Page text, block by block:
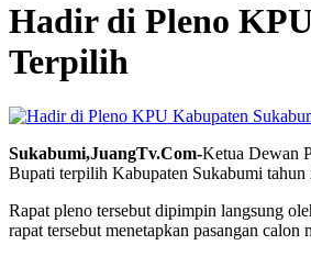
Hadir di Pleno
Terpilih
Sukabumi,JuangTv.Com-Ketua Dewan
Bupati terpilih Kabupaten Sukabumi
Rapat pleno tersebut dipimpin langsung
rapat tersebut menetapkan pasangan